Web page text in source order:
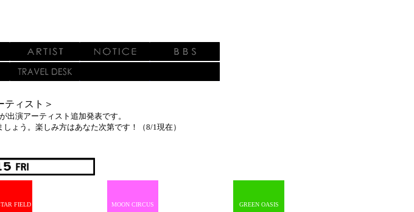
ティスト＞
出演アーティスト追加発表です。
ょう。楽しみ方はあなた次第です！（8/1現在）
FIELD MOON CIRCUS GREEN OASIS